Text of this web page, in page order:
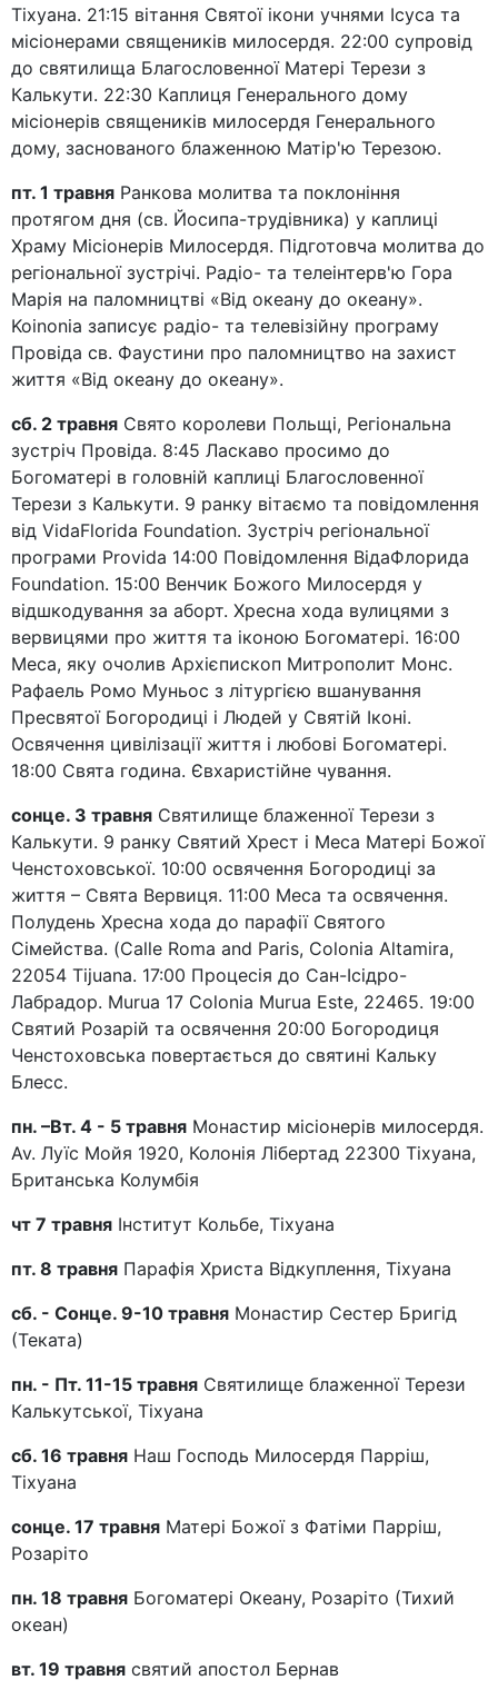
Тіхуана. 21:15 вітання Святої ікони учнями Ісуса та
місіонерами священиків милосердя. 22:00 супровід
до святилища Благословенної Матері Терези з
Калькути. 22:30 Каплиця Генерального дому
місіонерів священиків милосердя Генерального
дому, заснованого блаженною Матір'ю Терезою.
пт. 1 травня Ранкова молитва та поклоніння
протягом дня (св. Йосипа-трудівника) у каплиці
Храму Місіонерів Милосердя. Підготовча молитва до
регіональної зустрічі. Радіо- та телеінтерв'ю Гора
Марія на паломництві «Від океану до океану».
Koinonia записує радіо- та телевізійну програму
Провіда св. Фаустини про паломництво на захист
життя «Від океану до океану».
сб. 2 травня Свято королеви Польщі, Регіональна
зустріч Провіда. 8:45 Ласкаво просимо до
Богоматері в головній каплиці Благословенної
Терези з Калькути. 9 ранку вітаємо та повідомлення
від VidaFlorida Foundation. Зустріч регіональної
програми Provida 14:00 Повідомлення ВідаФлорида
Foundation. 15:00 Венчик Божого Милосердя у
відшкодування за аборт. Хресна хода вулицями з
вервицями про життя та іконою Богоматері. 16:00
Меса, яку очолив Архієпископ Митрополит Монс.
Рафаель Ромо Муньос з літургією вшанування
Пресвятої Богородиці і Людей у ​​Святій Іконі.
Освячення цивілізації життя і любові Богоматері.
18:00 Свята година. Євхаристійне чування.
сонце. 3 травня Святилище блаженної Терези з
Калькути. 9 ранку Святий Хрест і Меса Матері Божої
Ченстоховської. 10:00 освячення Богородиці за
життя – Свята Вервиця. 11:00 Меса та освячення.
Полудень Хресна хода до парафії Святого
Сімейства. (Calle Roma and Paris, Colonia Altamira,
22054 Tijuana. 17:00 Процесія до Сан-Ісідро-
Лабрадор. Murua 17 Colonia Murua Este, 22465. 19:00
Святий Розарій та освячення 20:00 Богородиця
Ченстоховська повертається до святині Кальку
Блесс.
пн. –Вт. 4 - 5 травня Монастир місіонерів милосердя.
Av. Луїс Мойя 1920, Колонія Лібертад 22300 Тіхуана,
Британська Колумбія
чт 7 травня Інститут Кольбе, Тіхуана
пт. 8 травня Парафія Христа Відкуплення, Тіхуана
сб. - Сонце. 9-10 травня Монастир Сестер Бригід
(Теката)
пн. - Пт. 11-15 травня Святилище блаженної Терези
Калькутської, Тіхуана
сб. 16 травня Наш Господь Милосердя Парріш,
Тіхуана
сонце. 17 травня Матері Божої з Фатіми Парріш,
Розаріто
пн. 18 травня Богоматері Океану, Розаріто (Тихий
океан)
вт. 19 травня святий апостол Бернав